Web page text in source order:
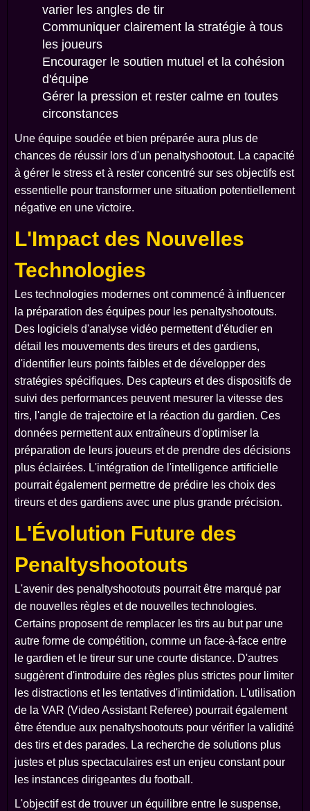
varier les angles de tir
Communiquer clairement la stratégie à tous
les joueurs
Encourager le soutien mutuel et la cohésion
d'équipe
Gérer la pression et rester calme en toutes
circonstances
Une équipe soudée et bien préparée aura plus de
chances de réussir lors d'un penaltyshootout. La capacité
à gérer le stress et à rester concentré sur ses objectifs est
essentielle pour transformer une situation potentiellement
négative en une victoire.
L'Impact des Nouvelles
Technologies
Les technologies modernes ont commencé à influencer
la préparation des équipes pour les penaltyshootouts.
Des logiciels d'analyse vidéo permettent d'étudier en
détail les mouvements des tireurs et des gardiens,
d'identifier leurs points faibles et de développer des
stratégies spécifiques. Des capteurs et des dispositifs de
suivi des performances peuvent mesurer la vitesse des
tirs, l'angle de trajectoire et la réaction du gardien. Ces
données permettent aux entraîneurs d'optimiser la
préparation de leurs joueurs et de prendre des décisions
plus éclairées. L'intégration de l'intelligence artificielle
pourrait également permettre de prédire les choix des
tireurs et des gardiens avec une plus grande précision.
L'Évolution Future des
Penaltyshootouts
L'avenir des penaltyshootouts pourrait être marqué par
de nouvelles règles et de nouvelles technologies.
Certains proposent de remplacer les tirs au but par une
autre forme de compétition, comme un face-à-face entre
le gardien et le tireur sur une courte distance. D'autres
suggèrent d'introduire des règles plus strictes pour limiter
les distractions et les tentatives d'intimidation. L'utilisation
de la VAR (Video Assistant Referee) pourrait également
être étendue aux penaltyshootouts pour vérifier la validité
des tirs et des parades. La recherche de solutions plus
justes et plus spectaculaires est un enjeu constant pour
les instances dirigeantes du football.
L'objectif est de trouver un équilibre entre le suspense,